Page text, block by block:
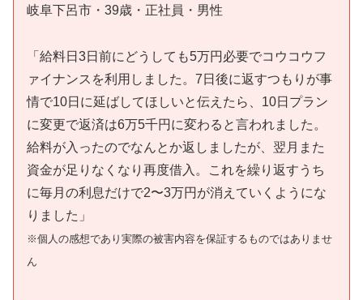
岐阜下呂市・39歳・正社員・男性
「給料日3日前にどうしても5万円必要でコウコウフ
ァイナンスを利用しました。7日後に返すつもりが事
情で10日に延ばしてほしいと伝えたら、10日プラン
に変更で返済は6万5千円に変わると言われました。
給料が入ったのでなんとか返しましたが、翌月また
資金が足りなくなり再度借入。これを繰り返すうち
に毎月の利息だけで2〜3万円が消えていくようにな
りました」
※個人の感想であり実際の被害内容を保証するものではありませ
ん